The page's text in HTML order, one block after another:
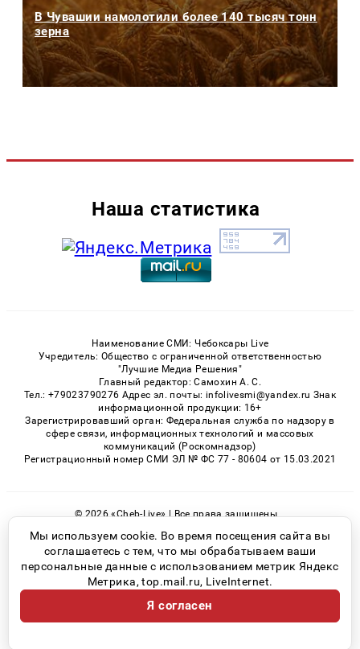
В Чувашии намолотили более 140 тысяч тонн
зерна
Наша статистика
Наименование СМИ: Чебоксары Live
Учредитель: Общество с ограниченной ответственностью
"Лучшие Медиа Решения"
Главный редактор: Самохин А. С.
Тел.: +79023790276 Адрес эл. почты: infolivesmi@yandex.ru Знак
информационной продукции: 16+
Зарегистрировавший орган: Федеральная служба по надзору в
сфере связи, информационных технологий и массовых
коммуникаций (Роскомнадзор)
Регистрационный номер СМИ ЭЛ № ФС 77 - 80604 от 15.03.2021
© 2026 «Cheb-Live» | Все права защищены
Возрастная категория сайта 16+
Политика конфиденциальности
Мы используем cookie. Во время посещения сайта вы
соглашаетесь с тем, что мы обрабатываем ваши
персональные данные с использованием метрик Яндекс
Метрика, top.mail.ru, LiveInternet.
Я согласен